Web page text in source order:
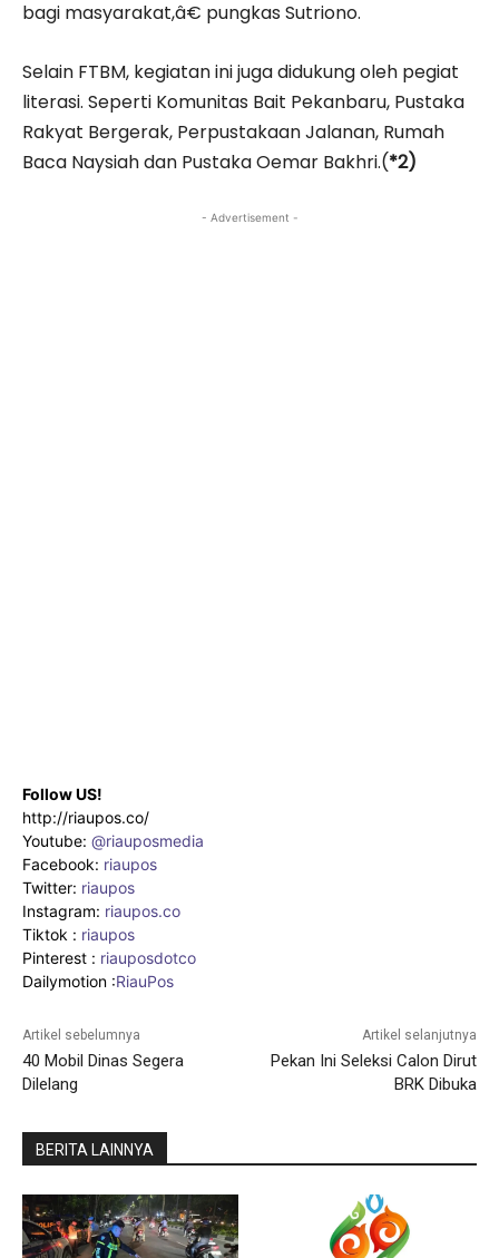
bagi masyarakat,â€ pungkas Sutriono.
Selain FTBM, kegiatan ini juga didukung oleh pegiat
literasi. Seperti Komunitas Bait Pekanbaru, Pustaka
Rakyat Bergerak, Perpustakaan Jalanan, Rumah
Baca Naysiah dan Pustaka Oemar Bakhri.(*2)
- Advertisement -
Follow US!
http://riaupos.co/
Youtube: @riauposmedia
Facebook: riaupos
Twitter: riaupos
Instagram: riaupos.co
Tiktok : riaupos
Pinterest : riauposdotco
Dailymotion :RiauPos
Artikel sebelumnya
40 Mobil Dinas Segera
Dilelang
Artikel selanjutnya
Pekan Ini Seleksi Calon Dirut
BRK Dibuka
BERITA LAINNYA